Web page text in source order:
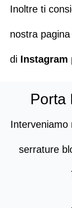
Inoltre ti
nostra pagina
di Instagram
Porta
Interveniamo
serrature